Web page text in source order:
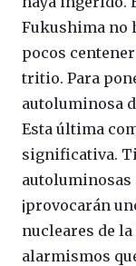
Fukushima no
pocos
tritio. Para
autoluminosa
Esta última
significativa.
autoluminosas
¡provocarán
nucleares de
alarmismos